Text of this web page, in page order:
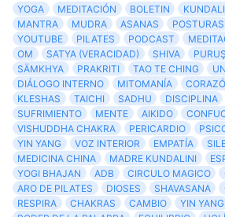
YOGA MEDITACIÓN BOLETIN
MANTRA
MUDRA ASANAS POSTURAS
YOUTUBE
PILATES PODCAST
OM
SATYA (VERACIDAD) SHIVA
SÄMKHYA
PRAKRITI TAO TE CHING
DIÁLOGO INTERNO
MITOMANÍA
KLESHAS
TAICHI SADHU DISCIPLINA
SUFRIMIENTO
MENTE AIKIDO
VISHUDDHA CHAKRA
PERICARDIO
YIN YANG
VOZ INTERIOR EMPATÍA
MEDICINA CHINA
MADRE KUNDALINI
YOGI BHAJAN
ADB CIRCULO MAGICO
ARO DE PILATES
DIOSES SHAVASANA
RESPIRA
CHAKRAS CAMBIO
YIN YANG